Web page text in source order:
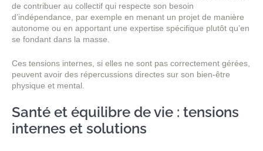
de contribuer au collectif qui respecte son besoin
d’indépendance, par exemple en menant un projet de manière
autonome ou en apportant une expertise spécifique plutôt qu’en
se fondant dans la masse.
Ces tensions internes, si elles ne sont pas correctement gérées,
peuvent avoir des répercussions directes sur son bien-être
physique et mental.
Santé et équilibre de vie : tensions
internes et solutions